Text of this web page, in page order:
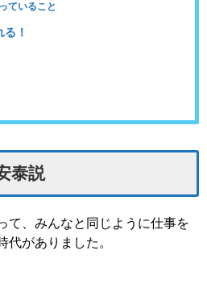
ていること
！
泰説
て、みんなと同じように仕事を
代がありました。